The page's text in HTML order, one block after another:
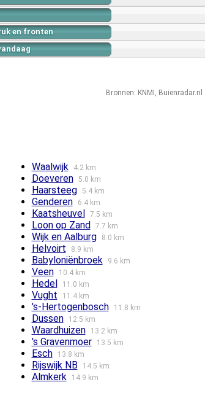
en fronten
Bronnen: KNMI , Buienradar.nl
Waalwijk 4.2 km
Doeveren 5.0 km
Haarsteeg 5.4 km
Genderen 6.4 km
Kaatsheuvel 7.5 km
Loon op Zand 7.7 km
Wijk en Aalburg 8.0 km
Helvoirt 8.9 km
Babyloniënbroek 9.6 km
Veen 10.4 km
Hedel 11.0 km
Vught 11.4 km
's-Hertogenbosch 11.8 km
Dussen 12.5 km
Waardhuizen 13.2 km
's Gravenmoer 13.5 km
Esch 13.8 km
Rijswijk NB 14.5 km
Almkerk 14.9 km